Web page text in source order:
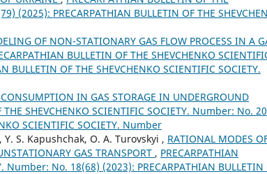
(2025): PRECARPATHIAN BULLETIN OF THE
OF NON-STATIONARY GAS FLOW PROCESS IN A
BULLETIN OF THE SHEVCHENKO
OF THE SHEVCHENKO SCIENTIFIC SOCIETY.
CONSUMPTION IN GAS STORAGE IN UNDERGROUND
THE SHEVCHENKO SCIENTIFIC SOCIETY. Number: No.
SCIENTIFIC SOCIETY. Number
Y. S. Kapushchak, O. A. Turovskyi , RATIONAL MODES
GAS TRANSPORT , PRECARPATHIAN
Number: No. 18(68) (2023): PRECARPATHIAN BULLETIN